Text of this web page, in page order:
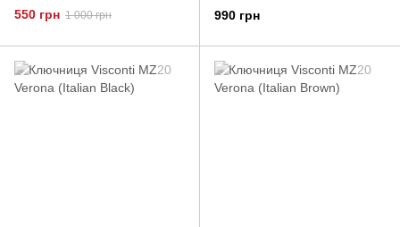
550 грн 1 000 грн 990 грн